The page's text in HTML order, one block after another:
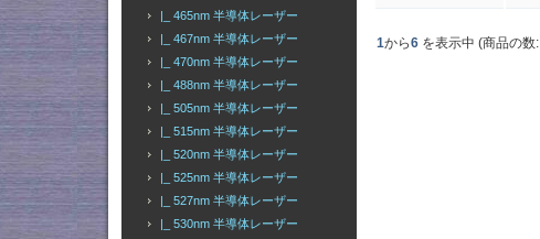
|_ 465nm 半導体レーザー
|_ 467nm 半導体レーザー
|_ 470nm 半導体レーザー
|_ 488nm 半導体レーザー
|_ 505nm 半導体レーザー
|_ 515nm 半導体レーザー
|_ 520nm 半導体レーザー
|_ 525nm 半導体レーザー
|_ 527nm 半導体レーザー
|_ 530nm 半導体レーザー
1から6を表示中 (商品の数: